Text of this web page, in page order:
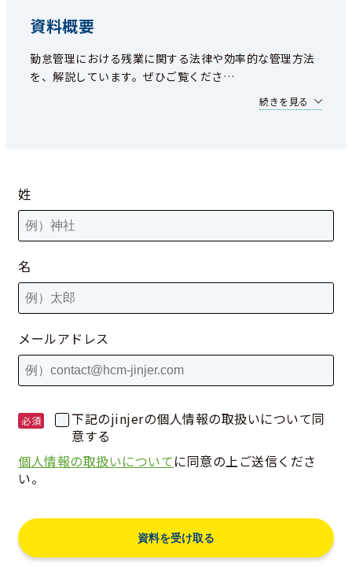
資料概要
勤怠管理における残業に関する法律や効率的な管理方法
を、解説しています。ぜひご覧くださ…
続きを見る
姓
名
メールアドレス
下記のjinjerの個人情報の取扱いについて同
意する
個人情報の取扱いについてに同意の上ご送信くださ
い。